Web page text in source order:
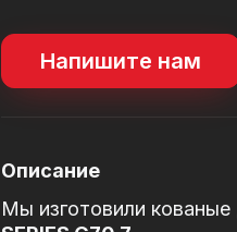
Напишите нам
Описание
Мы изготовили